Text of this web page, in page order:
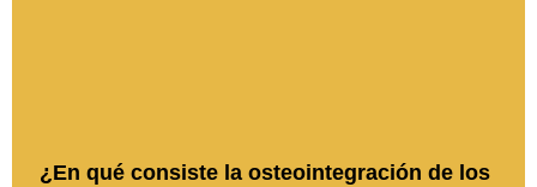
¿En qué consiste la osteointegración de los